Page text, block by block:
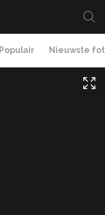
Populair Nieuwste